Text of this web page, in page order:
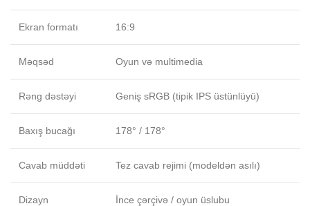
Ekran formatı 16:9
Məqsəd Oyun və multimedia
Rəng dəstəyi Geniş sRGB (tipik IPS üstünlüyü)
Baxış bucağı 178° / 178°
Cavab müddəti Tez cavab rejimi (modeldən asılı)
Dizayn İnce çərçivə / oyun üslubu